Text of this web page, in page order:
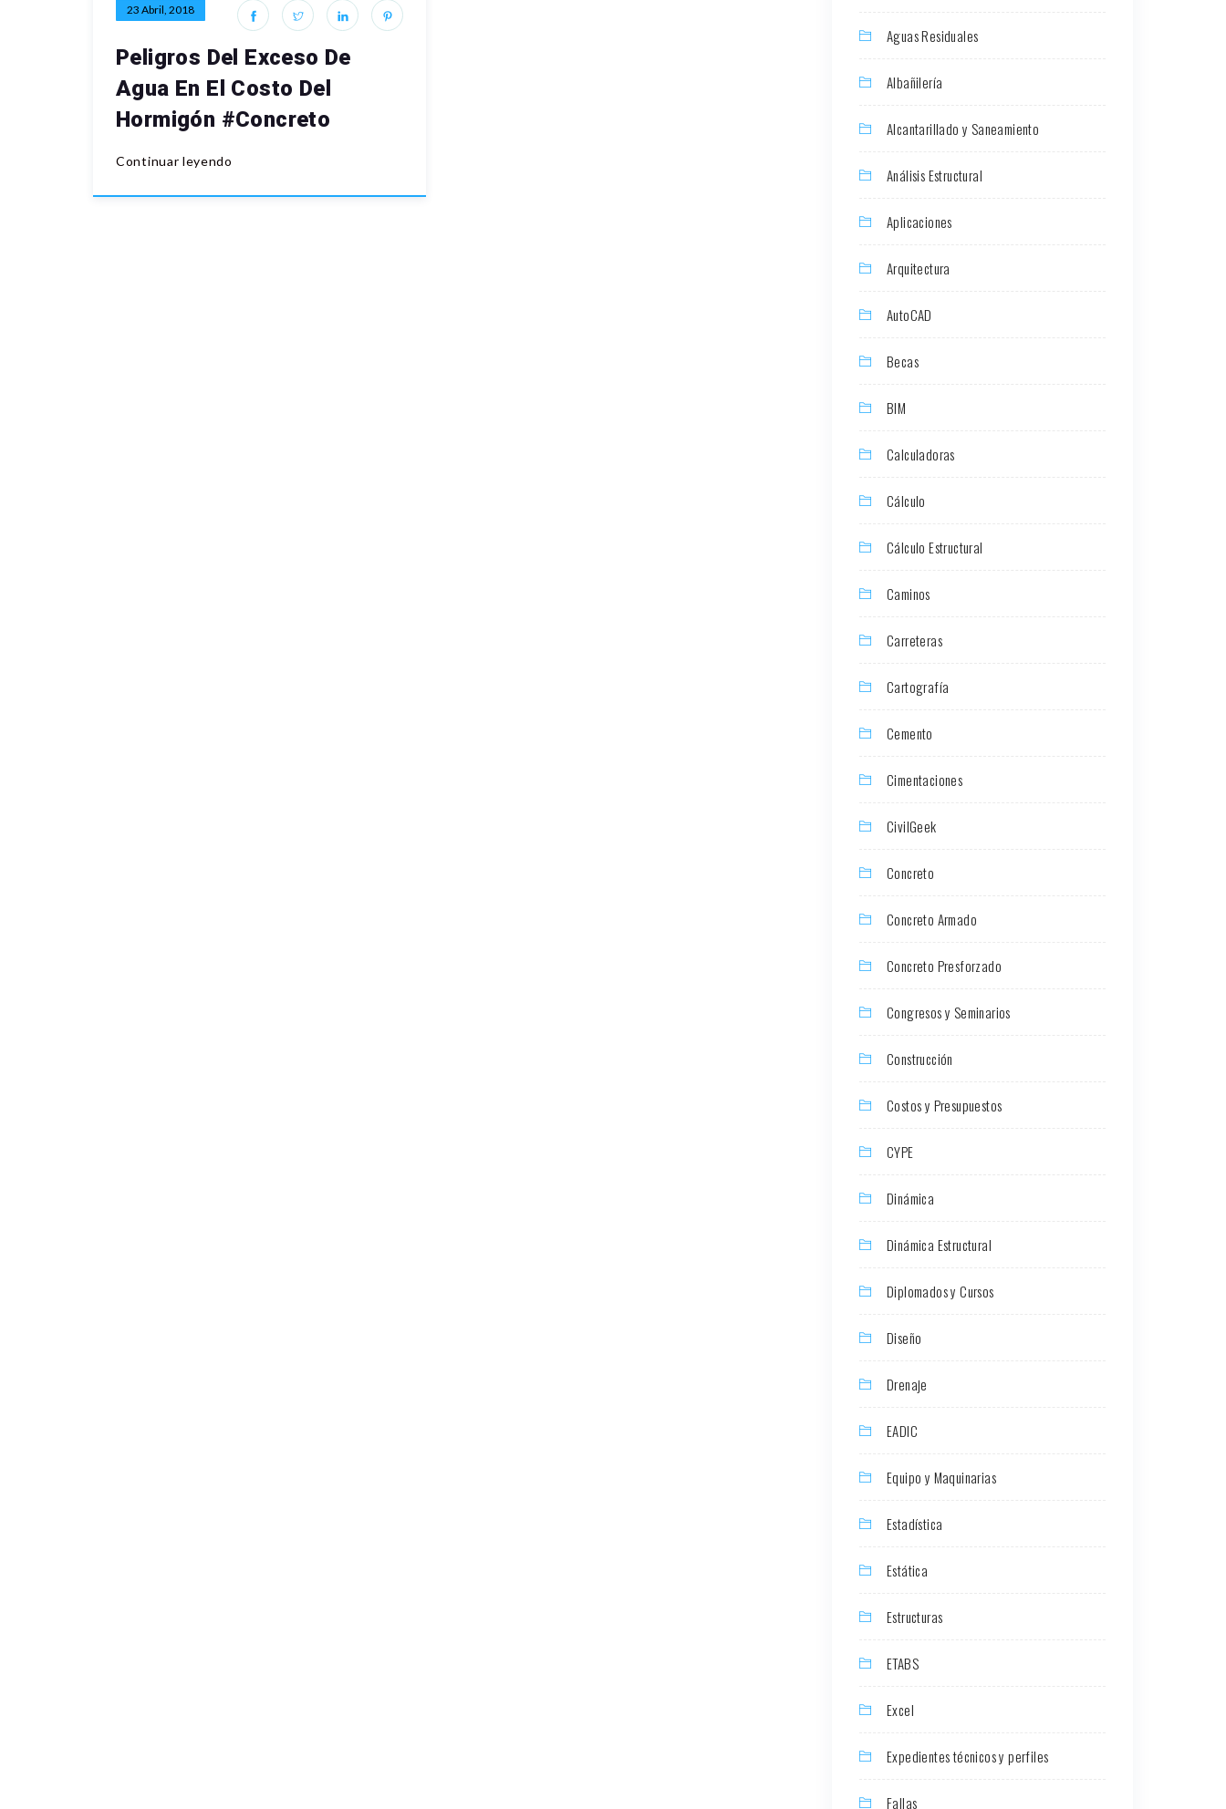
23 Abril, 2018
Peligros Del Exceso De
Agua En El Costo Del
Hormigón #Concreto
Continuar leyendo
Aguas Residuales
Albañilería
Alcantarillado y Saneamiento
Análisis Estructural
Aplicaciones
Arquitectura
AutoCAD
Becas
BIM
Calculadoras
Cálculo
Cálculo Estructural
Caminos
Carreteras
Cartografía
Cemento
Cimentaciones
CivilGeek
Concreto
Concreto Armado
Concreto Presforzado
Congresos y Seminarios
Construcción
Costos y Presupuestos
CYPE
Dinámica
Dinámica Estructural
Diplomados y Cursos
Diseño
Drenaje
EADIC
Equipo y Maquinarias
Estadística
Estática
Estructuras
ETABS
Excel
Expedientes técnicos y perfiles
Fallas